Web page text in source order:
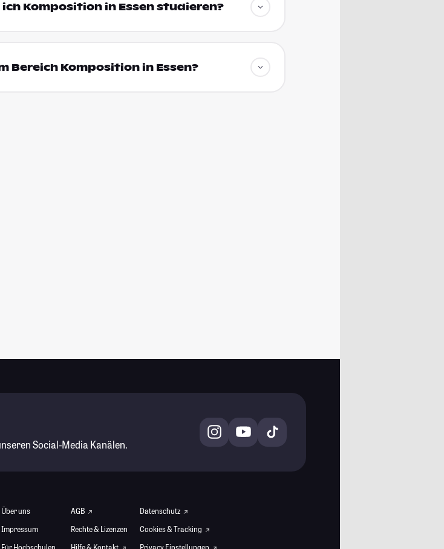
Komposition in Essen studieren?
Bereich Komposition in Essen?
Social-Media Kanälen.
Über uns
Impressum
Für Hochschulen
AGB
Rechte & Lizenzen
Hilfe & Kontakt
Datenschutz
Cookies & Tracking
Privacy Einstellungen